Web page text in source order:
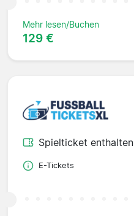
Mehr lesen/Buchen
129 €
Spielticket enthalten
E-Tickets